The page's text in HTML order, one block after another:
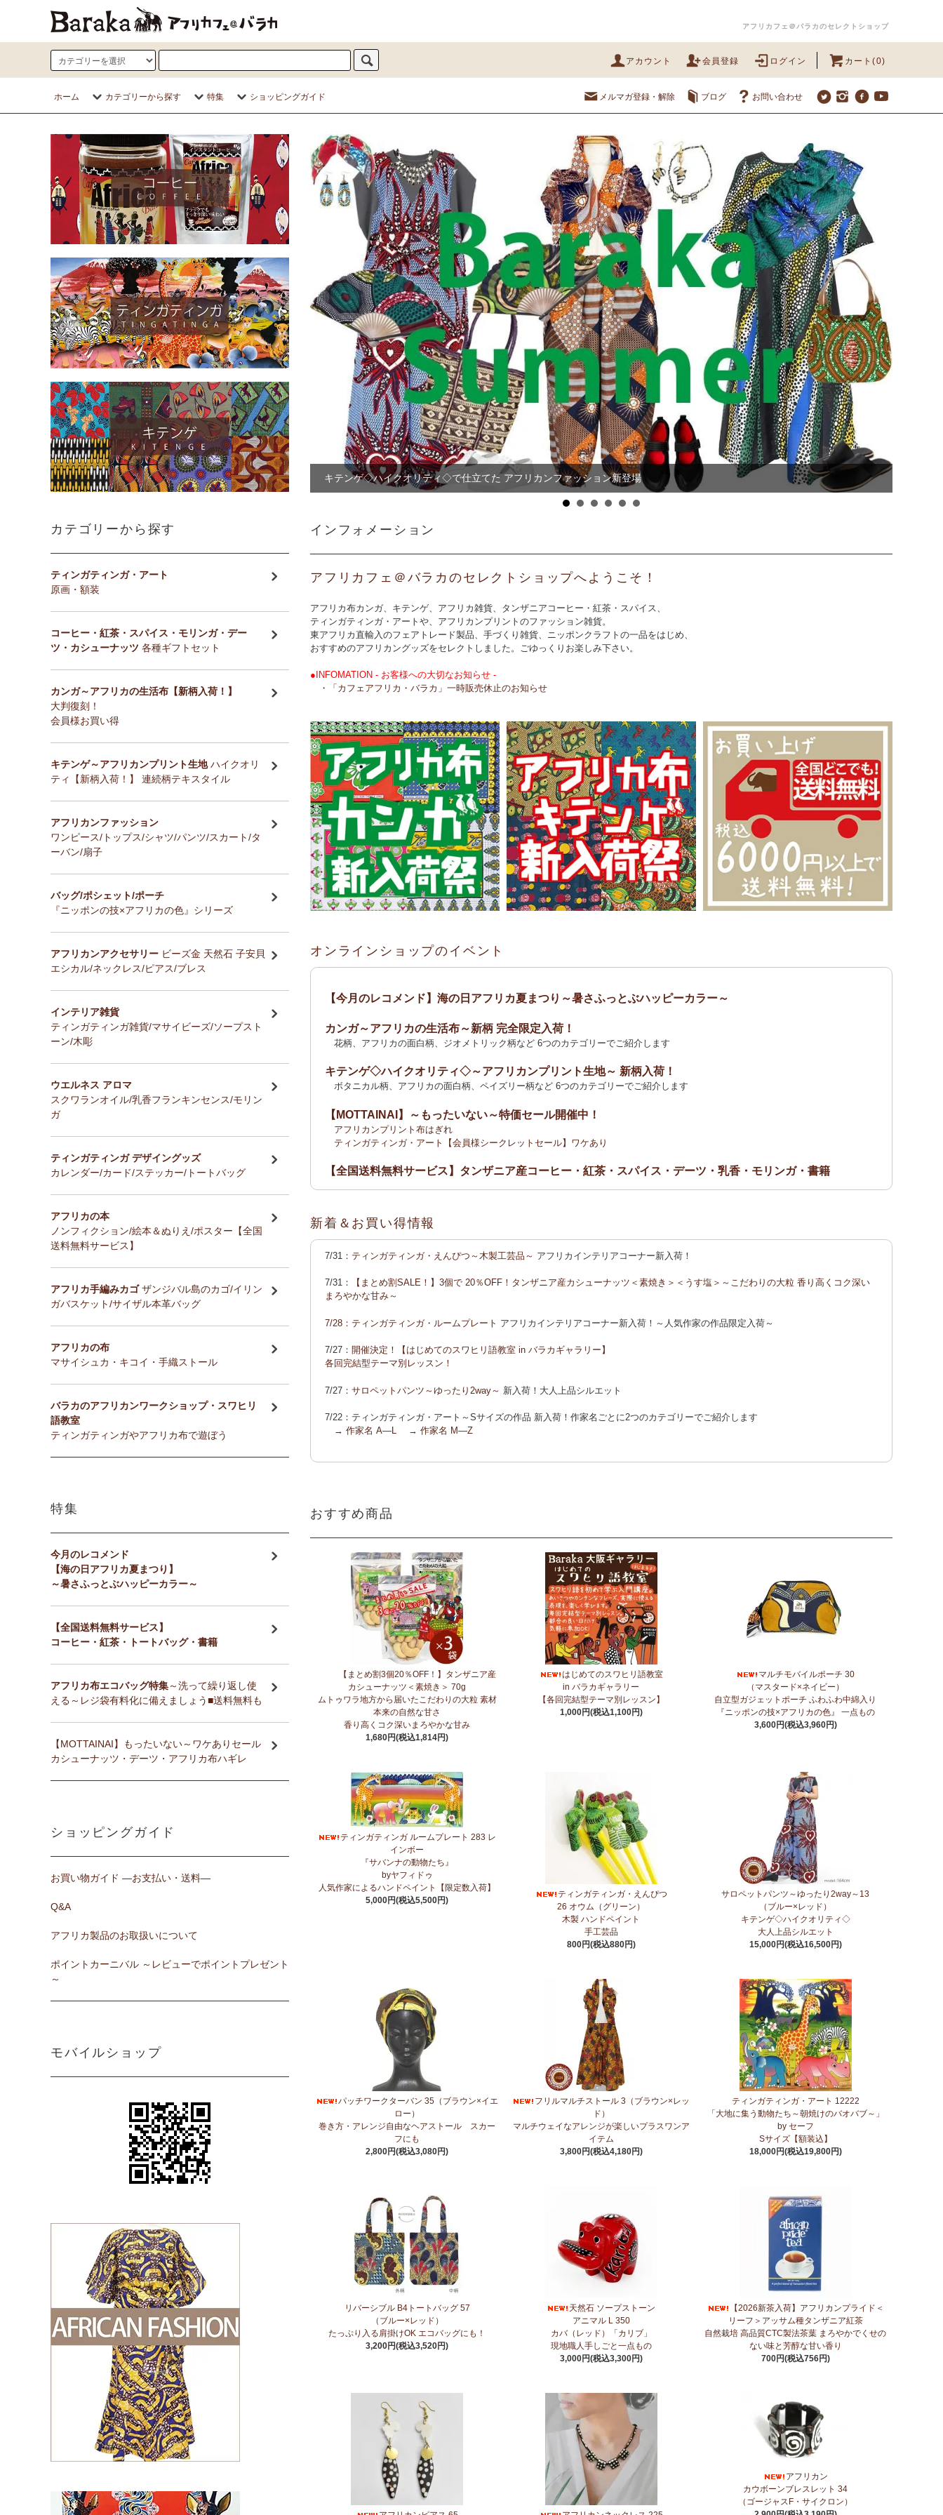
アフリカフェ＠バラカのセレクトショップ
アカウント 会員登録 ログイン カート(0)
ホーム カテゴリーから探す 特集 ショッピングガイド メルマガ登録・解除 ブログ お問い合わせ
キテンゲ◇ハイクオリティ◇で仕立てた アフリカンファッション新登場
【まとめ割SALE！】【3個で20％OFF！】タンザニア産 カシューナッツ～大粒 コク深い まろやかな甘み～
インフォメーション
アフリカフェ＠バラカのセレクトショップへようこそ！
アフリカ布カンガ、キテンゲ、アフリカ雑貨、タンザニアコーヒー・紅茶・スパイス、
ティンガティンガ・アートや、アフリカンプリントのファッション雑貨。
東アフリカ直輸入のフェアトレード製品、手づくり雑貨、ニッポンクラフトの一品をはじめ、
おすすめのアフリカングッズをセレクトしました。ごゆっくりお楽しみ下さい。
●INFOMATION - お客様への大切なお知らせ -
・「カフェアフリカ・バラカ」一時販売休止のお知らせ
オンラインショップのイベント
【今月のレコメンド】海の日アフリカ夏まつり～暑さふっとぶハッピーカラー～
カンガ～アフリカの生活布～新柄 完全限定入荷！
花柄、アフリカの面白柄、ジオメトリック柄など 6つのカテゴリーでご紹介します
キテンゲ◇ハイクオリティ◇～アフリカンプリント生地～ 新柄入荷！
ボタニカル柄、アフリカの面白柄、ペイズリー柄など 6つのカテゴリーでご紹介します
【MOTTAINAI】～もったいない～特価セール開催中！
アフリカンプリント布はぎれ
ティンガティンガ・アート【会員様シークレットセール】ワケあり
【全国送料無料サービス】タンザニア産コーヒー・紅茶・スパイス・デーツ・乳香・モリンガ・書籍
カンガ～アフリカの生活布～ 新柄入荷！〈大判復刻版〉入荷！
花柄、アフリカの面白柄、ジオメトリック柄など5つのカテゴリーでご紹介します
カンガ 会員様お買い得！
カンガ 人気柄が限定数再入荷！ 限定生産記念カンガ 会員セール中！
◆お買い上げ商品へのご感想をお送り下さると、お買い物に使えるポイントプレゼント！詳しくは、こちら！
新着＆お買い得情報
7/31： ティンガティンガ・えんぴつ～木製工芸品～ アフリカインテリアコーナー新入荷！
7/31：
【まとめ割SALE！】3個で 20％OFF！タンザニア産カシューナッツ＜素焼き＞＜うす塩＞～こだわりの大粒 香り高くコク深い
まろやかな甘み～
7/28： ティンガティンガ・ルームプレート アフリカインテリアコーナー新入荷！～人気作家の作品限定入荷～
7/27： 開催決定！【はじめてのスワヒリ語教室 in バラカギャラリー】
各回完結型テーマ別レッスン！
7/27： サロペットパンツ～ゆったり2way～ 新入荷！大人上品シルエット
7/22：ティンガティンガ・アート～Sサイズの作品 新入荷！作家名ごとに2つのカテゴリーでご紹介します
→ 作家名 A―L
→ 作家名 M―Z
7/17：フリルマルチストール新入荷！ ～腰や首に巻いてアレンジ無限大！
7/10：ティンガティンガ・アート～マサイの作品 新入荷！
7/10：ティンガティンガ・アート～Sサイズの作品 新入荷！作家名ごとに2つのカテゴリーでご紹介します
→ 作家名 A―L
→ 作家名 M―Z
カンガ2026新柄 タンザニアより完全限定入荷！ ～アフリカの生活布～
7/3： 【まとめ割SALE！】3個で10％OFF！タンザニア産カシューナッツ＜素焼き＞＜うす塩＞～こだわりの大粒 香り高くコク深いま
ろやかな甘み～
マルチモバイルポーチ 新入荷！『ニッポンの技×アフリカの色』
6/30：ティンガティンガ・アート～Sサイズの作品 新入荷！作家名ごとに2つのカテゴリーでご紹介します
6/24：アフリカスクワランオイル～100％天然由来成分、無添加～
ティンガティンガ ステッカー 新入荷！ダイカットシール ミニデコステッカー
6/11：スクエアトートバッグ～キテンゲ本革仕立て
～キテンゲ◇ハイクオリティ◇で仕立てた新作登場！『ニッポンの技×アフリカの
大人気！フレアスリーブ ロングワンピース
アフリカンピアスアフリカンアクセサリーコーナー新入荷！～天然素材 環境配慮したエシカル製品～
アフリカンアクセサリーコーナー新入荷！～天然素材 環境配慮したエシカル製品～
～東アフリカ港町の綿織布
ティンガティンガ・アート～ズベリの作品コーナー
新入荷！
私たちバラカは、ズベリが遺してくださった作品を、これからも大切に紹介してまいります。
【2026新茶入荷】アフリカンプライド～アッサム種タンザニア紅茶～無農薬手摘み茶葉～
大人気！パッチワークターバン～巻き方・アレンジ自由～新入荷！
4/15：ノースリーブワンピース～前後2way仕様～新入荷！ゆったりシルエット
4/15： 【新登場】ティアードフレアパンツ 新入荷！大人気のティアードパンツが、さらに進化してバージョンアップ！
【2026新茶 予約開始】アフリカンプライド～アッサム種タンザニア紅茶～無農薬手摘み茶葉～
キテンゲ◇ハイクオリティ◇2026新柄 タンザニアより新入荷！～アフリカンプリント生地～
サーカスパンツ新入荷！～キテンゲ◇ハイクオリティ◇で仕立てた新作登場！『ニッポンの技×アフリカの色』
新作！ローブカーディガン～長袖ロング丈の羽織りもの～新入荷！～キテンゲ◇ハイクオリティ◇で仕立てた新作登場！『ニッ
ポンの技×アフリカの色』
3/11： リボン付きブラウス アレンジいろいろ9way仕様！新入荷！～キテンゲ◇ハイクオリティ◇で仕立てた新作登場！『ニッポンの
技×アフリカの色』
イレギュラーヘム タックスカート
新入荷！～キテンゲ◇ハイクオリティ◇で仕立てた新作登場！『ニッポンの技×アフリカの
キテンゲ本革 名刺ケース ～キテンゲ◇ハイクオリティ◇で仕立てた新作登場！『ニッポンの技×アフリカの色』
オトナの多機能リュック～キテンゲ本革仕立て
～キテンゲ◇ハイクオリティ◇で仕立てた新作登場！『ニッポンの技×アフリカの
1/23：ティンガティンガ・アート～Sサイズの作品 新入荷！作家名ごとに2つのカテゴリーでご紹介します
→ 作家名 A―L
→ 作家名 M―Z
おすすめ商品
【まとめ割3個20％OFF！】タンザニア産
カシューナッツ＜素焼き＞ 70g
ムトゥワラ地方から届いたこだわりの大粒 素材
本来の自然な甘さ
香り高くコク深いまろやかな甘み
1,680円(税込1,814円)
はじめてのスワヒリ語教室
in バラカギャラリー
【各回完結型テーマ別レッスン】
1,000円(税込1,100円)
マルチモバイルポーチ 30
（マスタード×ネイビー）
自立型ガジェットポーチ ふわふわ中綿入り
『ニッポンの技×アフリカの色』 一点もの
3,600円(税込3,960円)
ティンガティンガ ルームプレート 283 レ
インボー
『サバンナの動物たち』
byヤフィドゥ
人気作家によるハンドペイント【限定数入荷】
5,000円(税込5,500円)
ティンガティンガ・えんぴつ
26 オウム（グリーン）
木製 ハンドペイント
手工芸品
800円(税込880円)
サロペットパンツ～ゆったり2way～13
（ブルー×レッド）
キテンゲ◇ハイクオリティ◇
大人上品シルエット
15,000円(税込16,500円)
パッチワークターバン 35（ブラウン×イエ
ロー）
巻き方・アレンジ自由なヘアストール スカー
フにも
2,800円(税込3,080円)
フリルマルチストール 3（ブラウン×レッ
ド）
マルチウェイなアレンジが楽しいプラスワンア
イテム
3,800円(税込4,180円)
ティンガティンガ・アート 12222
「大地に集う動物たち～朝焼けのバオバブ～」
by セーフ
Sサイズ【額装込】
18,000円(税込19,800円)
リバーシブル B4トートバッグ 57
（ブルー×レッド）
たっぷり入る肩掛けOK エコバッグにも！
3,200円(税込3,520円)
天然石 ソープストーン
アニマル L 350
カバ（レッド）「カリブ」
現地職人手しごと一点もの
3,000円(税込3,300円)
【2026新茶入荷】アフリカンプライド＜
リーフ＞アッサム種タンザニア紅茶
自然栽培 高品質CTC製法茶葉 まろやかでくせの
ない味と芳醇な甘い香り
700円(税込756円)
アフリカン
カウボーンブレスレット 34
（ゴージャスF・サイクロン）
カテゴリーから探す
ティンガティンガ・アート
原画・額装
コーヒー・紅茶・スパイス・モリンガ・デー
ツ・カシューナッツ 各種ギフトセット
カンガ～アフリカの生活布【新柄入荷！】
大判復刻！
会員様お買い得
キテンゲ～アフリカンプリント生地ハイクオリ
ティ【新柄入荷！】 連続柄テキスタイル
アフリカンファッション
ワンピース/トップス/シャツ/パンツ/スカート/タ
ーバン/扇子
バッグ/ポシェット/ポーチ
『ニッポンの技×アフリカの色』シリーズ
アフリカンアクセサリー ビーズ金 天然石 子安貝
エシカル/ネックレス/ピアス/ブレス
インテリア雑貨
ティンガティンガ雑貨/マサイビーズ/ソープスト
ーン/木彫
ウエルネス アロマ
スクワランオイル/乳香フランキンセンス/モリン
ガ
ティンガティンガ デザイングッズ
カレンダー/カード/ステッカー/トートバッグ
アフリカの本
ノンフィクション/絵本＆ぬりえ/ポスター【全国
送料無料サービス】
アフリカ手編みカゴザンジバル島のカゴ/イリン
ガバスケット/サイザル本革バッグ
アフリカの布
マサイシュカ・キコイ・手織ストール
バラカのアフリカンワークショップ・スワヒリ
語教室
ティンガティンガやアフリカ布で遊ぼう
特集
今月のレコメンド
【海の日アフリカ夏まつり】
～暑さふっとぶハッピーカラー～
【全国送料無料サービス】
コーヒー・紅茶・トートバッグ・書籍
アフリカ布エコバッグ特集～洗って繰り返し使
える～レジ袋有料化に備えましょう■送料無料も
【MOTTAINAI】もったいない～ワケありセール
カシューナッツ・デーツ・アフリカ布ハギレ
ショッピングガイド
お買い物ガイド ―お支払い・送料―
Q&A
アフリカ製品のお取扱いについて
ポイントカーニバル ～レビューでポイントプレゼント
～
モバイルショップ